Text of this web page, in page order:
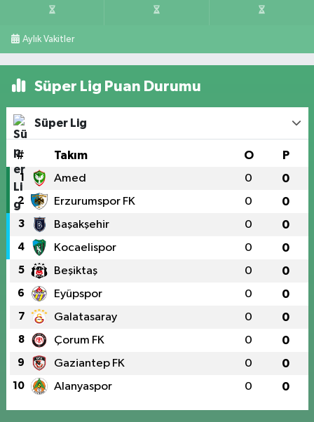
Aylık Vakitler
Süper Lig Puan Durumu
Süper Lig
# Takım O P
1 Amed 0 0
2 Erzurumspor FK 0 0
3 Başakşehir 0 0
4 Kocaelispor 0 0
5 Beşiktaş 0 0
6 Eyüpspor 0 0
7 Galatasaray 0 0
8 Çorum FK 0 0
9 Gaziantep FK 0 0
10 Alanyaspor 0 0